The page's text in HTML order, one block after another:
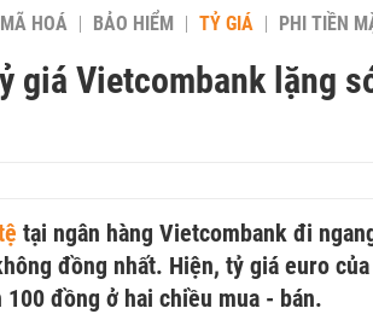
HOÁ BẢO HIỂM TỶ GIÁ PHI TIỀN
giá Vietcombank lặng
tại ngân hàng Vietcombank đi
đồng nhất. Hiện, tỷ giá euro của
đồng ở hai chiều mua - bán.